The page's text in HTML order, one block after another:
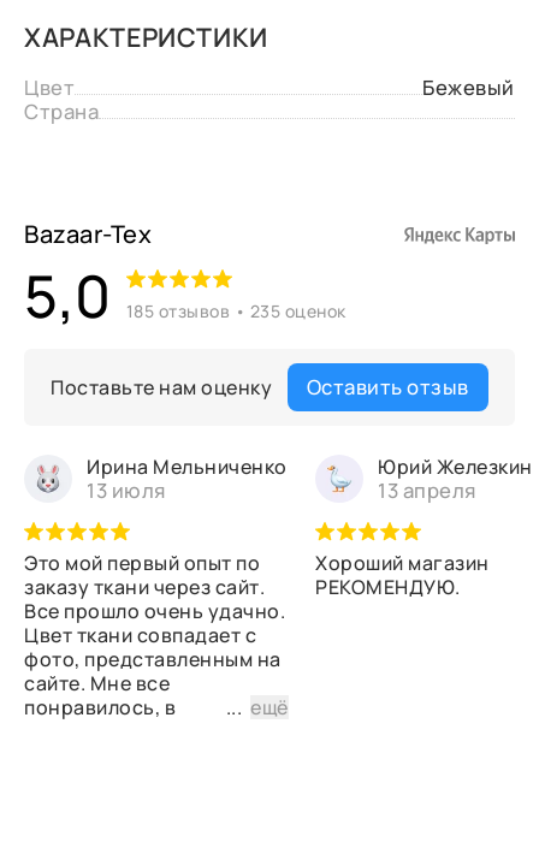
ХАРАКТЕРИСТИКИ
Цвет
Бежевый
Страна
Bazaar-Tex
5,0 185 отзывов • 235 оценок
Поставьте нам оценку Оставить отзыв
Ирина Мельниченко
13 июля
Это мой первый опыт по
заказу ткани через сайт.
Все прошло очень удачно.
Цвет ткани совпадает с
фото, представленным на
сайте. Мне все
понравилось, в
...ещё
Юрий Железкин
13 апреля
Хороший магазин
РЕКОМЕНДУЮ.